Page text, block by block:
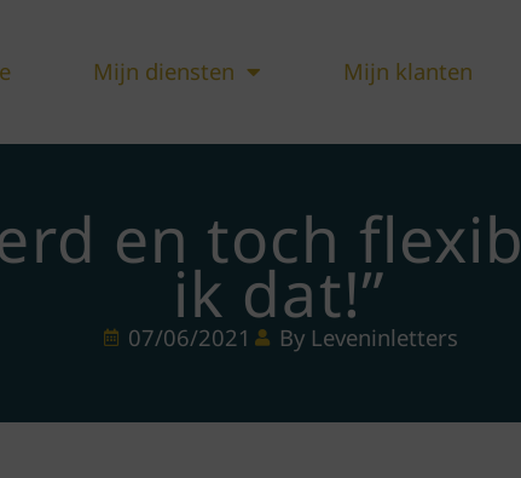
Mijn diensten Mijn klanten
en toch
ik dat!”
07/06/2021 By Leveninletters